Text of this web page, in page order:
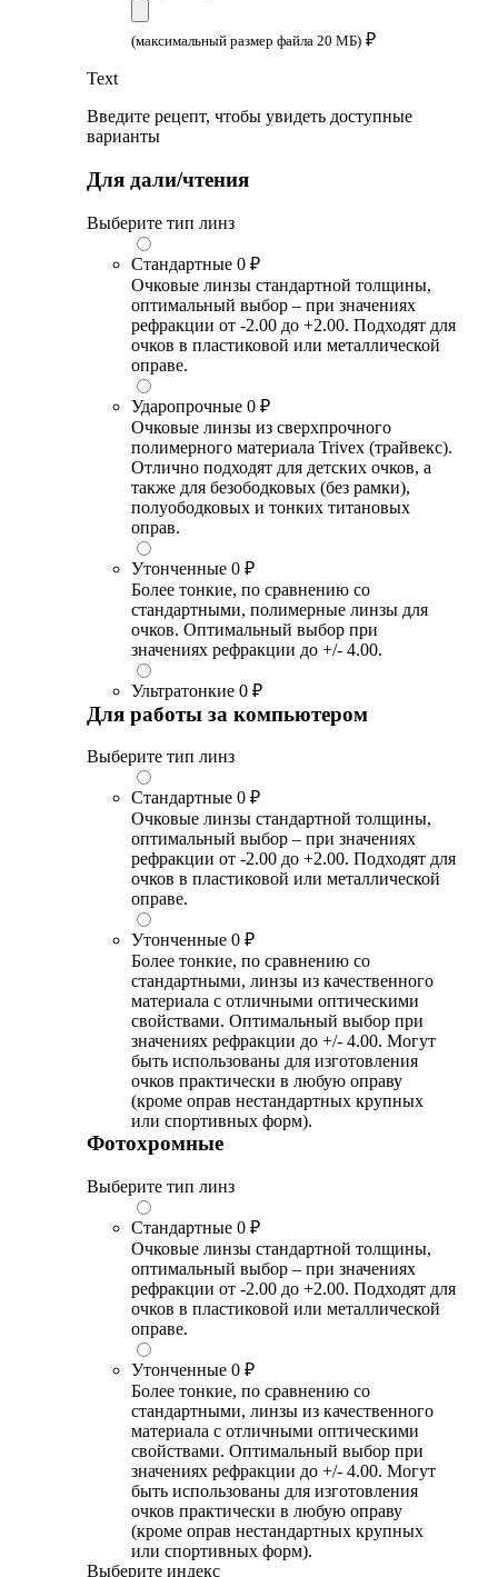
(максимальный размер файла 20 МБ) ₽
Text
Введите рецепт, чтобы увидеть доступные
варианты
Для дали/чтения
Выберите тип линз
Стандартные 0 ₽
Очковые линзы стандартной толщины,
оптимальный выбор – при значениях
рефракции от -2.00 до +2.00. Подходят для
очков в пластиковой или металлической
оправе.
Ударопрочные 0 ₽
Очковые линзы из сверхпрочного
полимерного материала Trivex (трайвекс).
Отлично подходят для детских очков, а
также для безободковых (без рамки),
полуободковых и тонких титановых
оправ.
Утонченные 0 ₽
Более тонкие, по сравнению со
стандартными, полимерные линзы для
очков. Оптимальный выбор при
значениях рефракции до +/- 4.00.
Ультратонкие 0 ₽
Для работы за компьютером
Выберите тип линз
Стандартные 0 ₽
Очковые линзы стандартной толщины,
оптимальный выбор – при значениях
рефракции от -2.00 до +2.00. Подходят для
очков в пластиковой или металлической
оправе.
Утонченные 0 ₽
Более тонкие, по сравнению со
стандартными, линзы из качественного
материала с отличными оптическими
свойствами. Оптимальный выбор при
значениях рефракции до +/- 4.00. Могут
быть использованы для изготовления
очков практически в любую оправу
(кроме оправ нестандартных крупных
или спортивных форм).
Фотохромные
Выберите тип линз
Стандартные 0 ₽
Очковые линзы стандартной толщины,
оптимальный выбор – при значениях
рефракции от -2.00 до +2.00. Подходят для
очков в пластиковой или металлической
оправе.
Утонченные 0 ₽
Более тонкие, по сравнению со
стандартными, линзы из качественного
материала с отличными оптическими
свойствами. Оптимальный выбор при
значениях рефракции до +/- 4.00. Могут
быть использованы для изготовления
очков практически в любую оправу
(кроме оправ нестандартных крупных
или спортивных форм).
Выберите индекс